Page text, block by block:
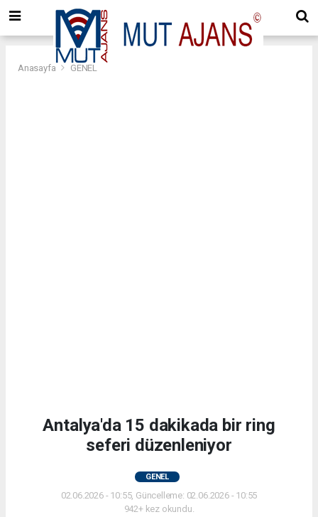
Anasayfa GENEL
Antalya'da 15 dakikada bir ring
seferi düzenleniyor
GENEL
02.06.2026 - 10:55, Güncelleme: 02.06.2026 - 10:55
942+ kez okundu.